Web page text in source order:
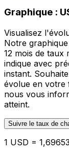
Graphique :
Visualisez
Notre
12 mois de taux
indique avec
instant.
évolue en votre
nous vous
atteint.
Suivre le taux de
1 USD =